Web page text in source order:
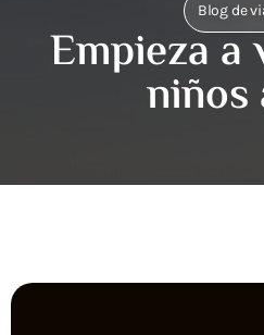
Blog de
Empieza a
niños